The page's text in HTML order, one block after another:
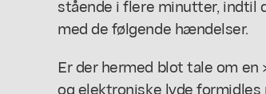
stående i flere minutter, indtil
med de følgende hændelser.
Er der hermed blot tale om
og elektroniske lyde